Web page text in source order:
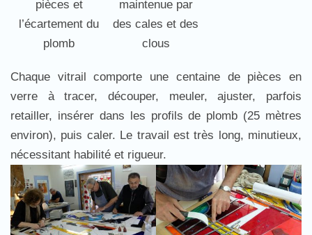
pièces et
l’écartement du
plomb
maintenue par
des cales et des
clous
Chaque vitrail comporte une centaine de pièces en
verre à tracer, découper, meuler, ajuster, parfois
retailler, insérer dans les profils de plomb (25 mètres
environ), puis caler. Le travail est très long, minutieux,
nécessitant habilité et rigueur.